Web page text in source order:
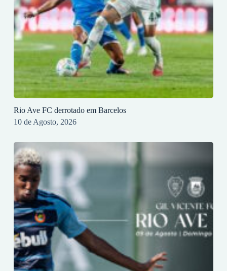
Rio Ave FC derrotado em Barcelos
10 de Agosto, 2026